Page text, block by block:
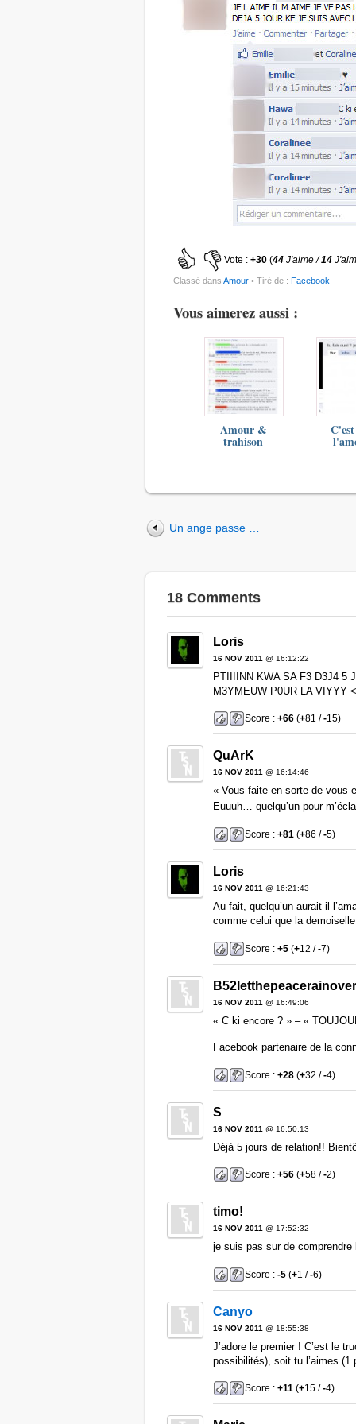
Vote : +30 (44 J'aime /14
Classé dans Amour • Tiré de : Facebook
Vous aimerez aussi :
Amour &
trahison
Un ange passe …
18 Comments
Loris
16 NOV 2011 @ 16:12:22
PTIIIINN KWA SA F3 D3J4 5
M3YMEUW P0UR LA VIYYY
Score : +66(+81 /-15)
QuArK
16 NOV 2011@ 16:14:46
« Vous faite en sorte de vous
Euuuh… quelqu’un pour
Score : +81(+86 /-5)
Loris
16 NOV 2011 @ 16:21:43
Au fait, quelqu’un aurait il
comme celui que la
Score : +5(+12 /-7)
16 NOV 2011 @ 16:49:06
« C ki encore ? » – «
Facebook partenaire de la
Score : +28(+32 /-4)
S
16 NOV 2011 @ 16:50:13
Déjà 5 jours de relation!!
Score : +56(+58 /-2)
timo!
16 NOV 2011@ 17:52:32
je suis pas sur de
Score : -5(+1 /-6)
Canyo
16 NOV 2011 @ 18:55:38
J’adore le premier ! C’est le
possibilités), soit tu l’aimes (1
Score : +11(+15 /-4)